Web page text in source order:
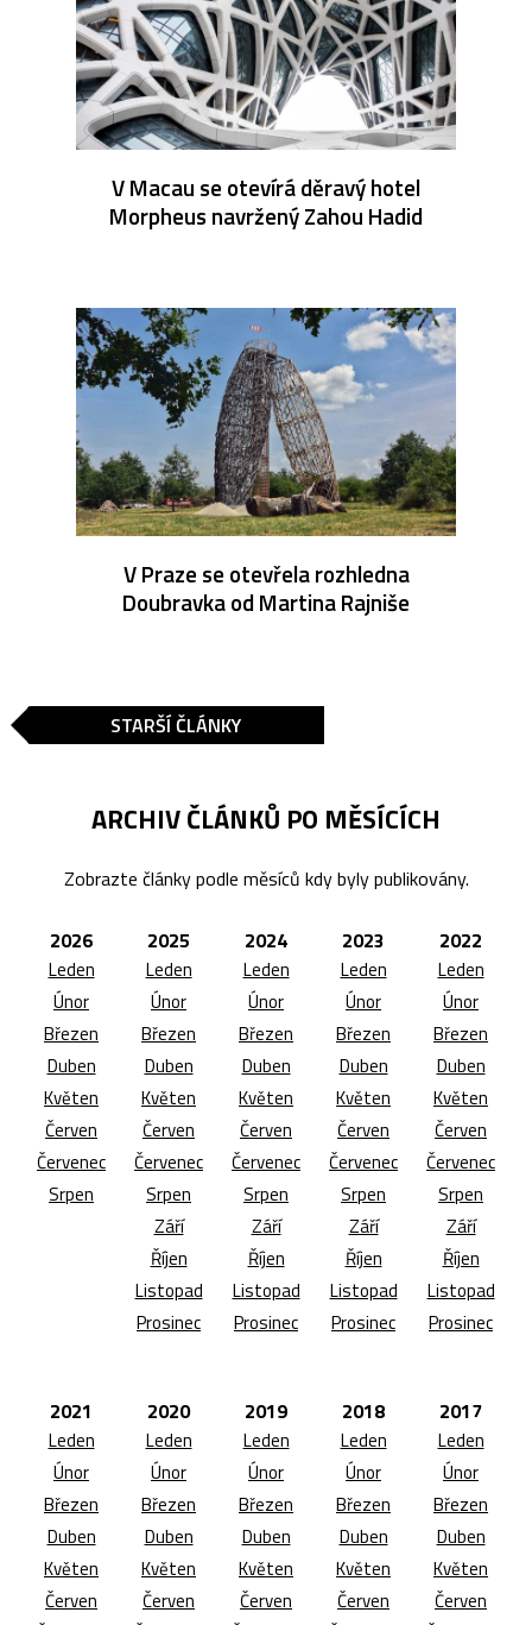
V Macau se otevírá děravý hotel
Morpheus navržený Zahou Hadid
V Praze se otevřela rozhledna
Doubravka od Martina Rajniše
STARŠÍ ČLÁNKY
ARCHIV ČLÁNKŮ PO MĚSÍCÍCH
Zobrazte články podle měsíců kdy byly publikovány.
2026
Leden
Únor
Březen
Duben
Květen
Červen
Červenec
Srpen
2025
Leden
Únor
Březen
Duben
Květen
Červen
Červenec
Srpen
Září
Říjen
Listopad
Prosinec
2024
Leden
Únor
Březen
Duben
Květen
Červen
Červenec
Srpen
Září
Říjen
Listopad
Prosinec
2023
Leden
Únor
Březen
Duben
Květen
Červen
Červenec
Srpen
Září
Říjen
Listopad
Prosinec
2022
Leden
Únor
Březen
Duben
Květen
Červen
Červenec
Srpen
Září
Říjen
Listopad
Prosinec
2021
Leden
Únor
Březen
Duben
Květen
Červen
2020
Leden
Únor
Březen
Duben
Květen
Červen
2019
Leden
Únor
Březen
Duben
Květen
Červen
2018
Leden
Únor
Březen
Duben
Květen
Červen
2017
Leden
Únor
Březen
Duben
Květen
Červen